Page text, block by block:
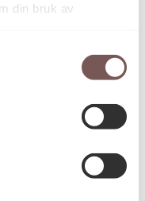
din bruk av